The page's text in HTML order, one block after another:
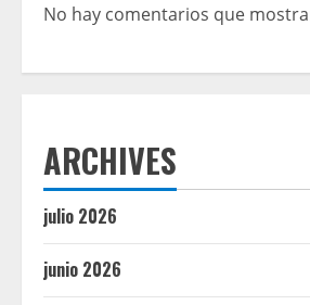
No hay comentarios que
ARCHIVES
julio 2026
junio 2026